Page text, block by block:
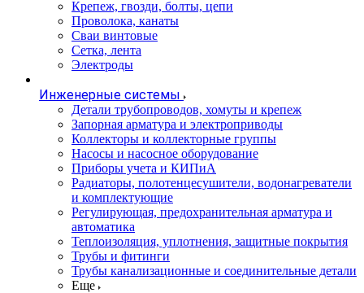
Крепеж, гвозди, болты, цепи
Проволока, канаты
Сваи винтовые
Сетка, лента
Электроды
Инженерные системы
Детали трубопроводов, хомуты и крепеж
Запорная арматура и электроприводы
Коллекторы и коллекторные группы
Насосы и насосное оборудование
Приборы учета и КИПиА
Радиаторы, полотенцесушители, водонагреватели
и комплектующие
Регулирующая, предохранительная арматура и
автоматика
Теплоизоляция, уплотнения, защитные покрытия
Трубы и фитинги
Трубы канализационные и соединительные детали
Еще